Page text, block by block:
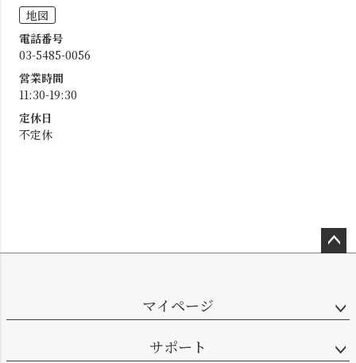
地図
電話番号
03-5485-0056
営業時間
11:30-19:30
定休日
不定休
マイページ
サポート